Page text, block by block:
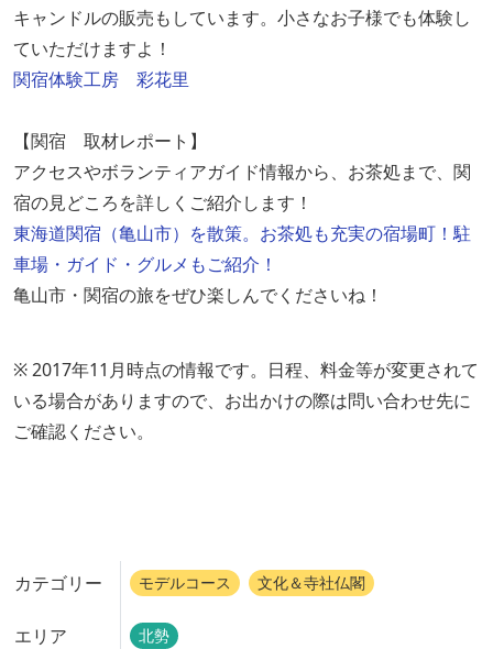
キャンドルの販売もしています。小さなお子様でも体験し
ていただけますよ！
関宿体験工房 彩花里
【関宿 取材レポート】
アクセスやボランティアガイド情報から、お茶処まで、関
宿の見どころを詳しくご紹介します！
東海道関宿（亀山市）を散策。お茶処も充実の宿場町！駐
車場・ガイド・グルメもご紹介！
亀山市・関宿の旅をぜひ楽しんでくださいね！
※ 2017年11月時点の情報です。日程、料金等が変更されて
いる場合がありますので、お出かけの際は問い合わせ先に
ご確認ください。
カテゴリー モデルコース 文化＆寺社仏閣
エリア 北勢